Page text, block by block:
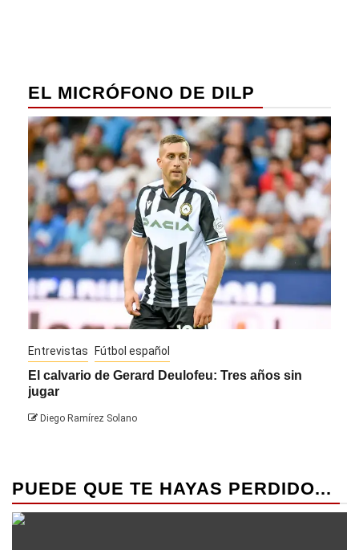
EL MICRÓFONO DE DILP
Entrevistas Fútbol español
El calvario de Gerard Deulofeu: Tres años sin
jugar
Diego Ramírez Solano
PUEDE QUE TE HAYAS PERDIDO...